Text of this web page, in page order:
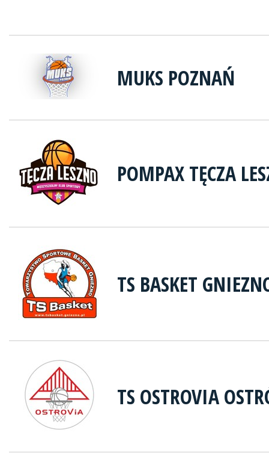
MUKS POZNAŃ
POMPAX TĘCZA
TS BASKET
TS OSTROVIA